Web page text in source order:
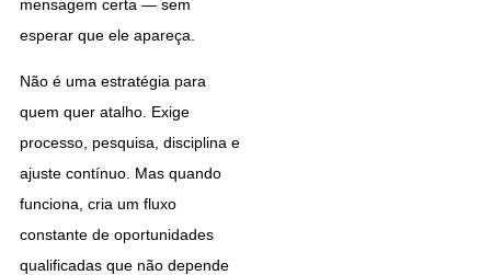
mensagem certa — sem
esperar que ele apareça.
Não é uma estratégia para
quem quer atalho. Exige
processo, pesquisa, disciplina e
ajuste contínuo. Mas quando
funciona, cria um fluxo
constante de oportunidades
qualificadas que não depende